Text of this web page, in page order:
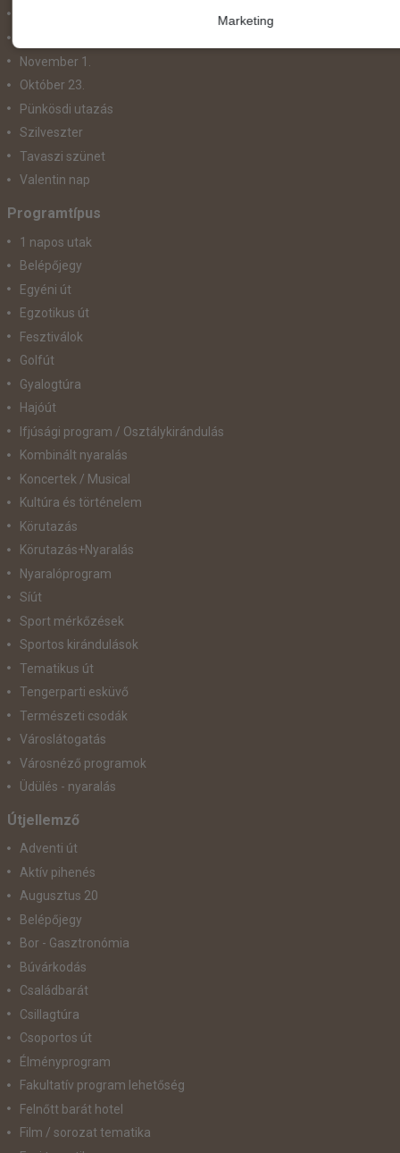
November 1.
Október 23.
Pünkösdi utazás
Szilveszter
Tavaszi szünet
Valentin nap
Programtípus
1 napos utak
Belépőjegy
Egyéni út
Egzotikus út
Fesztiválok
Golfút
Gyalogtúra
Hajóút
Ifjúsági program / Osztálykirándulás
Kombinált nyaralás
Koncertek / Musical
Kultúra és történelem
Körutazás
Körutazás+Nyaralás
Nyaralóprogram
Síút
Sport mérkőzések
Sportos kirándulások
Tematikus út
Tengerparti esküvő
Természeti csodák
Városlátogatás
Városnéző programok
Üdülés - nyaralás
Útjellemző
Adventi út
Aktív pihenés
Augusztus 20
Belépőjegy
Bor - Gasztronómia
Búvárkodás
Családbarát
Csillagtúra
Csoportos út
Élményprogram
Fakultatív program lehetőség
Felnőtt barát hotel
Film / sorozat tematika
Marketing